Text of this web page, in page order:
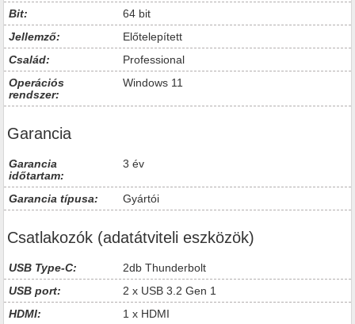
Bit:
64 bit
Jellemző:
Előtelepített
Család:
Professional
Operációs
rendszer:
Windows 11
Garancia
Garancia
időtartam:
3 év
Garancia típusa: Gyártói
Csatlakozók (adatátviteli eszközök)
USB Type-C:
2db Thunderbolt
USB port:
2 x USB 3.2 Gen 1
HDMI:
1 x HDMI